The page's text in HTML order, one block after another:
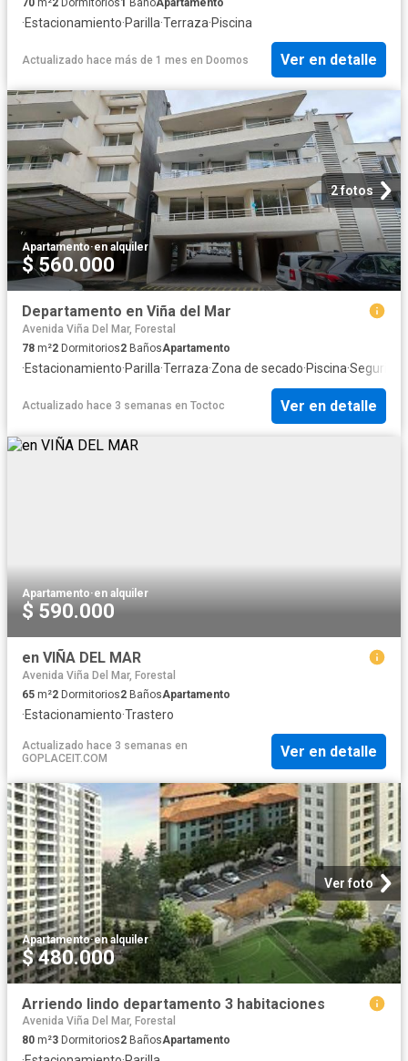
·Estacionamiento·Parilla·Terraza·Piscina
Actualizado hace más de 1 mes en Doomos Ver en detalle
2 fotos
Apartamento·en alquiler
$ 560.000
Departamento en Viña del Mar
Avenida Viña Del Mar, Forestal
78 m²2 Dormitorios2 BañosApartamento
·Estacionamiento·Parilla·Terraza·Zona de secado·Piscina·Seguridad
Actualizado hace 3 semanas en Toctoc Ver en detalle
Apartamento·en alquiler
$ 590.000
en VIÑA DEL MAR
Avenida Viña Del Mar, Forestal
65 m²2 Dormitorios2 BañosApartamento
·Estacionamiento·Trastero
Actualizado hace 3 semanas en
GOPLACEIT.COM
Ver en detalle
Ver foto
Apartamento·en alquiler
$ 480.000
Arriendo lindo departamento 3 habitaciones
Avenida Viña Del Mar, Forestal
80 m²3 Dormitorios2 BañosApartamento